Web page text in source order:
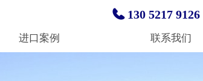
进口案例 联系我们
130 5217 9126